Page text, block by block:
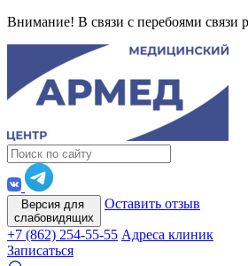
Внимание! В связи с перебоями связи
Версия для
слабовидящих
Оставить отзыв
+7 (862) 254-55-55 Адреса клиник
Записаться